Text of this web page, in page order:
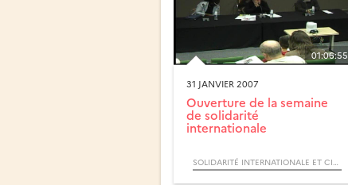
01:06:55
31 JANVIER 2007
Ouverture de la semaine
de solidarité
internationale
SOLIDARITÉ INTERNATIONALE ET CITOYENNETÉ ACTIVE (CYCLE) / QUESTION DE SENS